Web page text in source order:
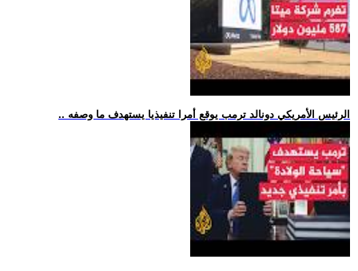
.. الرئيس الأمريكي دونالد ترمب يوقع أمرا تنفيذيا يستهدف ما وصفه